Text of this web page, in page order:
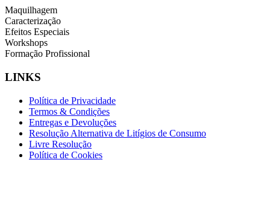
Maquilhagem
Caracterização
Efeitos Especiais
Workshops
Formação Profissional
LINKS
Política de Privacidade
Termos & Condições
Entregas e Devoluções
Resolução Alternativa de Litígios de Consumo
Livre Resolução
Política de Cookies